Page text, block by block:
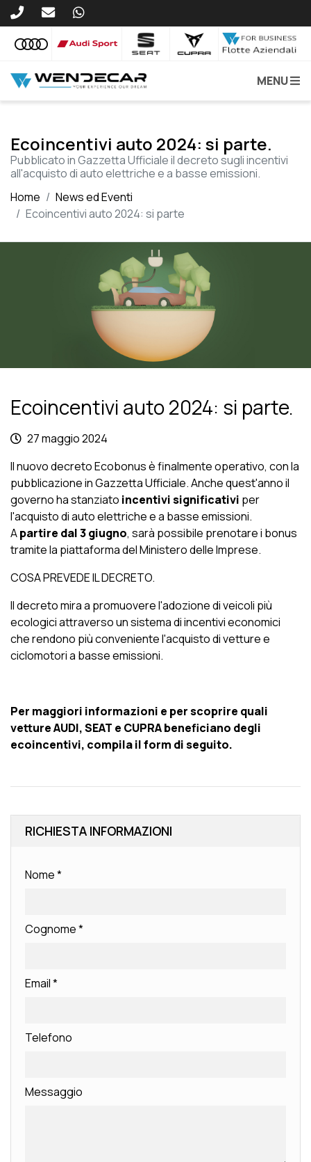
MENU
Ecoincentivi auto 2024: si parte.
Pubblicato in Gazzetta Ufficiale il decreto sugli incentivi
all'acquisto di auto elettriche e a basse emissioni.
Home
News ed Eventi
Ecoincentivi auto 2024: si parte
Ecoincentivi auto 2024: si parte.
27 maggio 2024
Il nuovo decreto Ecobonus è finalmente operativo, con la
pubblicazione in Gazzetta Ufficiale. Anche quest'anno il
governo ha stanziato incentivi significativi per
l'acquisto di auto elettriche e a basse emissioni.
Apartire dal 3 giugno, sarà possibile prenotare i bonus
tramite la piattaforma del Ministero delle Imprese.
COSA PREVEDE IL DECRETO.
Il decreto mira a promuovere l'adozione di veicoli più
ecologici attraverso un sistema di incentivi economici
che rendono più conveniente l'acquisto di vetture e
ciclomotori a basse emissioni.
Per maggiori informazioni e per scoprire quali
vetture AUDI, SEAT e CUPRA beneficiano degli
ecoincentivi, compila il form di seguito.
RICHIESTA INFORMAZIONI
Nome*
Cognome*
Email*
Telefono
Messaggio